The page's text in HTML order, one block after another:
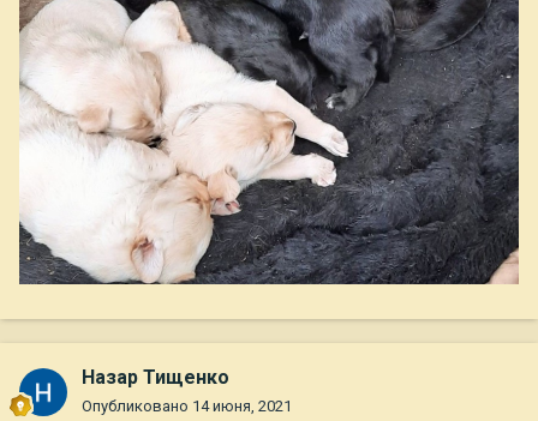
Назар Тищенко
Опубликовано 14 июня, 2021